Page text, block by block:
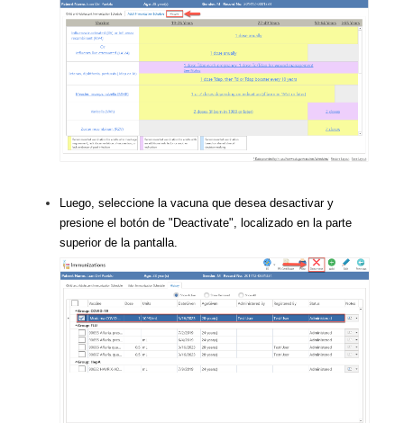
Luego, seleccione la vacuna que desea desactivar y
presione el botón de "Deactivate", localizado en la parte
superior de la pantalla.